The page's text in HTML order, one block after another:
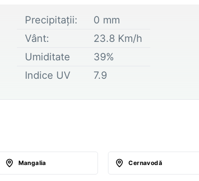
Precipitații: 0 mm
Vânt:
23.8 Km/h
Umiditate
39%
Indice UV
7.9
Mangalia Cernavodă